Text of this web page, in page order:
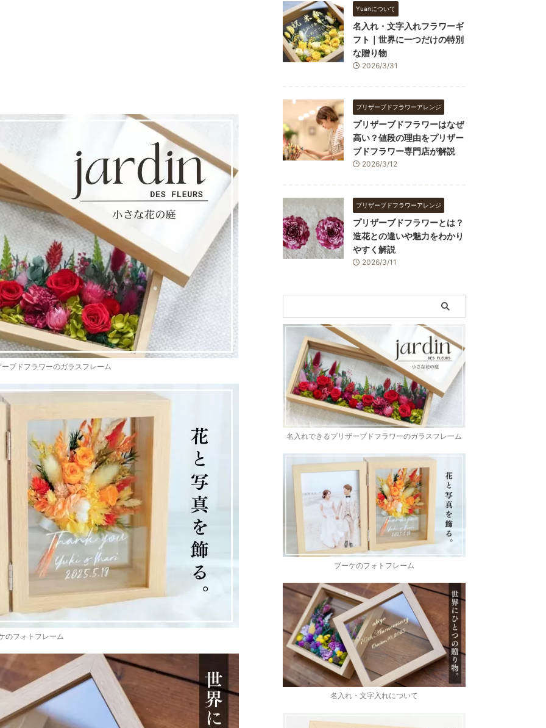
ブドフラワーのガラスフレーム
のフォトフレーム
Yuanについて
名入れ・文字入れフラワーギ
フト｜世界に一つだけの特別
な贈り物
2026/3/31
プリザーブドフラワーアレンジ
プリザーブドフラワーはなぜ
高い？値段の理由をプリザー
ブドフラワー専門店が解説
2026/3/12
プリザーブドフラワーアレンジ
プリザーブドフラワーとは？
造花との違いや魅力をわかり
やすく解説
2026/3/11
名入れできるプリザーブドフラワーのガラスフレーム
ブーケのフォトフレーム
名入れ・文字入れについて